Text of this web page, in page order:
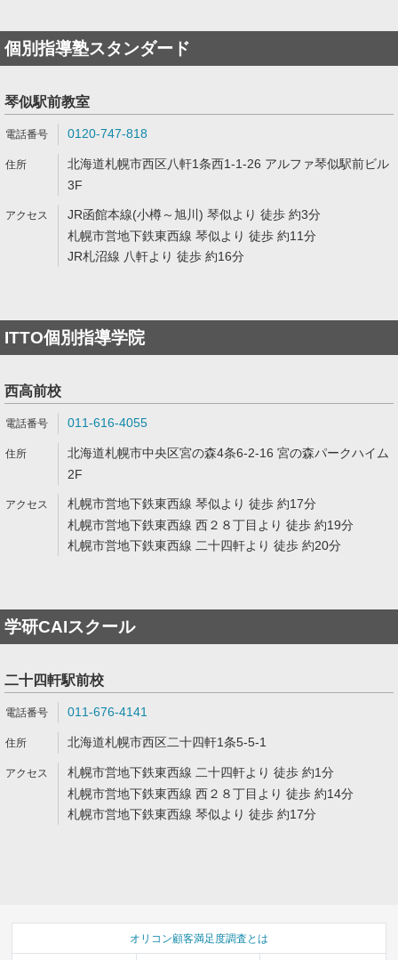
個別指導塾スタンダード
琴似駅前教室
0120-747-818
北海道札幌市西区八軒1条西1-1-26 アルファ琴似駅前ビル
3F
JR函館本線(小樽～旭川) 琴似より 徒歩 約3分
札幌市営地下鉄東西線 琴似より 徒歩 約11分
JR札沼線 八軒より 徒歩 約16分
ITTO個別指導学院
西高前校
011-616-4055
北海道札幌市中央区宮の森4条6-2-16 宮の森パークハイム
2F
札幌市営地下鉄東西線 琴似より 徒歩 約17分
札幌市営地下鉄東西線 西２８丁目より 徒歩 約19分
札幌市営地下鉄東西線 二十四軒より 徒歩 約20分
学研CAIスクール
二十四軒駅前校
011-676-4141
北海道札幌市西区二十四軒1条5-5-1
札幌市営地下鉄東西線 二十四軒より 徒歩 約1分
札幌市営地下鉄東西線 西２８丁目より 徒歩 約14分
札幌市営地下鉄東西線 琴似より 徒歩 約17分
オリコン顧客満足度調査とは